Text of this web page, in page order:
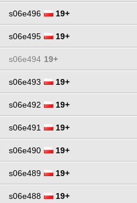
s06e496 19+
s06e495 19+
s06e494 19+
s06e493 19+
s06e492 19+
s06e491 19+
s06e490 19+
s06e489 19+
s06e488 19+